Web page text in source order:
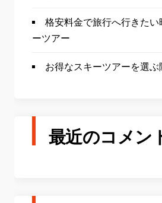
格安料金で旅行へ行きたい
ーツアー
お得なスキーツアーを選ぶ
最近のコメン